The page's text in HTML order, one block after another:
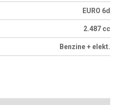
EURO 6d
2.487 cc
Benzine + elekt.